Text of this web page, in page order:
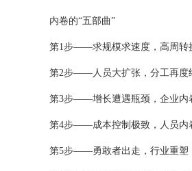
内卷的“五部曲”
第1步——求规模求速度，高周转
第2步——人员大扩张，分工再度
第3步——增长遭遇瓶颈，企业内
第4步——成本控制极致，人员内
第5步——勇敢者出走，行业重塑